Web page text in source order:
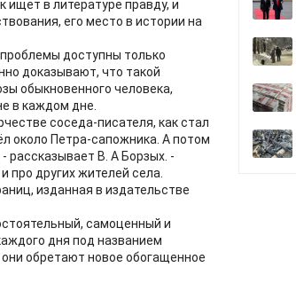
в литературе правду, и
его место в истории на
доступны только
доказывают, что такой
обыкновенного человека,
в каждом дне.
соседа-писателя, как стал
около Петра-сапожника. А потом
рассказывает В. А Борзых. -
про других жителей села.
изданная в издательстве
самоценный и
дня под названием
обретают новое обогащенное